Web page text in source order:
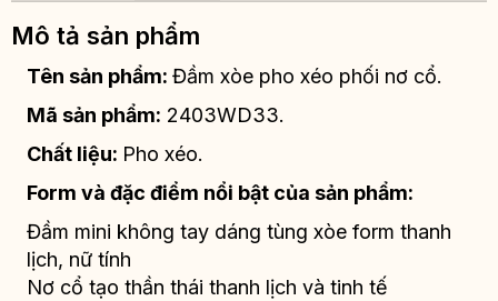
Mô tả sản phẩm
Tên sản phẩm:Đầm xòe pho xéo phối nơ cổ.
Mã sản phẩm: 2403WD33.
Chất liệu: Pho xéo.
Form và đặc điểm nổi bật của sản phẩm:
Đầm mini không tay dáng tùng xòe form thanh
lịch, nữ tính
Nơ cổ tạo thần thái thanh lịch và tinh tế